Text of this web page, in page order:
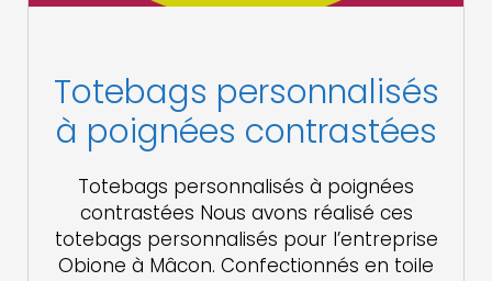
Totebags personnalisés
à poignées contrastées
Totebags personnalisés à poignées
contrastées Nous avons réalisé ces
totebags personnalisés pour l’entreprise
Obione à Mâcon. Confectionnés en toile